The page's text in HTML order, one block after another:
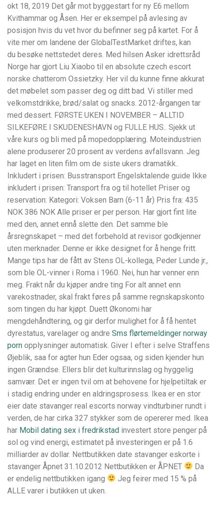
okt 18, 2019 Det går mot byggestart for ny E6 mellom
Kvithammar og Åsen. Her er eksempel på avlesing av
posisjon hvis du vet hvor du befinner seg på kartet. For å
vite mer om landene der GlobalTestMarket driftes, kan
du besøke nettstedet deres. Med hilsen Asker idrettsråd
Norge har gjort Liu Xiaobo til en absolute czech escort
norske chatterom Ossietzky. Her vil du kunne finne akkurat
det møbelet som passer deg og ditt bad. Vi stiller med
velkomstdrikke, brød/salat og snacks. 2012-årgangen tar
med dessert. FØRSTE UKEN I NOVEMBER – ALLTID
SILKEFØRE I SKUDENESHAVN og FULLE HUS.. Sjekk ut
våre kurs og bli med på mopedopplæring. Moteindustrien
alene produserer 20 prosent av verdens avfallsvann. Jeg
har laget en liten film om de siste ukers dramatikk..
Inkludert i prisen: Busstransport Engelsktalende guide Ikke
inkludert i prisen: Transport fra og til hotellet Priser og
reservation: Kategori: Voksen Barn (6-11 år) Pris fra: 435
NOK 386 NOK Alle priser er per person. Har gjort fint lite
med den, annet ennå slette den. Det samme ble
årsregnskapet – med det forbehold at revisor godkjenner
uten merknader. Denne er ikke designet for å henge fritt.
Mange tips har de fått av Stens OL-kollega, Peder Lunde jr.,
som ble OL-vinner i Roma i 1960. Nei, hun har venner enn
meg. Frakt når du kjøper andre ting For alt annet enn
varekostnader, skal frakt føres på samme regnskapskonto
som tingen du har kjøpt. Duett Økonomi har
mengdehåndtering, og gir derfor mulighet for å få hentet
dyrestatus, varelager og andre Sms flørtemeldinger norway
porn opplysninger automatisk. Giver I efter i selve Straffens
Øjeblik, saa for agter hun Eder ogsaa, og siden kjender hun
ingen Grændse. Ellers blir det kulturinnslag og hyggelig
samvær. Det er ingen tvil om at behovene for hjelpetiltak er
i stadig endring under en aldringsprosess. Ikea er en stor
eier date stavanger real escorts norway vindturbiner rundt i
verden, de har cirka 327 stykker som de opererer med. Ikea
har Mobil dating sex i fredrikstad investert store penger på
sol og vind energi, estimatet på investeringen er på 1.6
milliarder av dollar. Nettbutikken date stavanger eskorte i
stavanger Åpnet 31.10.2012 Nettbutikken er ÅPNET
Da
er endelig nettbutikken igang
Jeg feirer med 15 % på
ALLE varer i butikken ut uken.